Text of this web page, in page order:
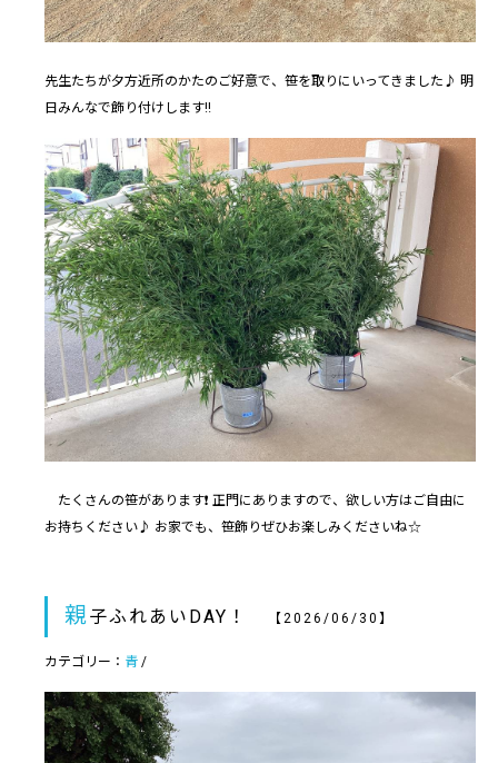
先生たちが夕方近所のかたのご好意で、笹を取りにいってきました♪ 明
日みんなで飾り付けします‼️
たくさんの笹があります❗️ 正門にありますので、欲しい方はご自由に
お持ちください♪ お家でも、笹飾りぜひお楽しみくださいね☆
親子ふれあいDAY！ 【2026/06/30】
カテゴリー： 青 /